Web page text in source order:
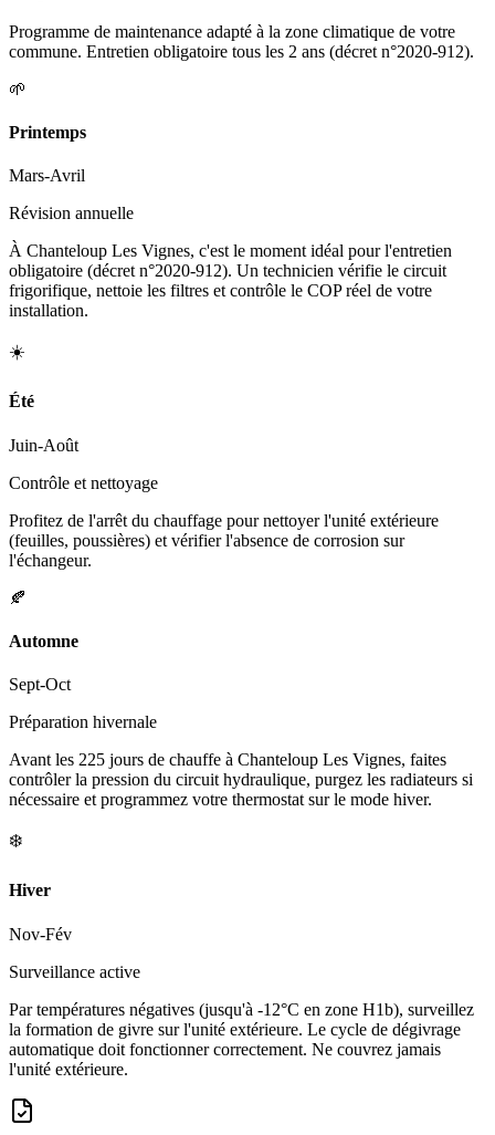
Programme de maintenance adapté à la zone climatique de votre
commune. Entretien obligatoire tous les 2 ans (décret n°2020-912).
🌱
Printemps
Mars-Avril
Révision annuelle
À Chanteloup Les Vignes, c'est le moment idéal pour l'entretien
obligatoire (décret n°2020-912). Un technicien vérifie le circuit
frigorifique, nettoie les filtres et contrôle le COP réel de votre
installation.
☀️
Été
Juin-Août
Contrôle et nettoyage
Profitez de l'arrêt du chauffage pour nettoyer l'unité extérieure
(feuilles, poussières) et vérifier l'absence de corrosion sur
l'échangeur.
🍂
Automne
Sept-Oct
Préparation hivernale
Avant les 225 jours de chauffe à Chanteloup Les Vignes, faites
contrôler la pression du circuit hydraulique, purgez les radiateurs si
nécessaire et programmez votre thermostat sur le mode hiver.
❄️
Hiver
Nov-Fév
Surveillance active
Par températures négatives (jusqu'à -12°C en zone H1b), surveillez
la formation de givre sur l'unité extérieure. Le cycle de dégivrage
automatique doit fonctionner correctement. Ne couvrez jamais
l'unité extérieure.